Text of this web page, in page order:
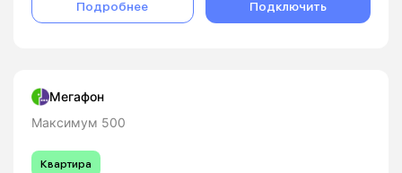
Подробнее Подключить
Мегафон
Максимум 500
Квартира